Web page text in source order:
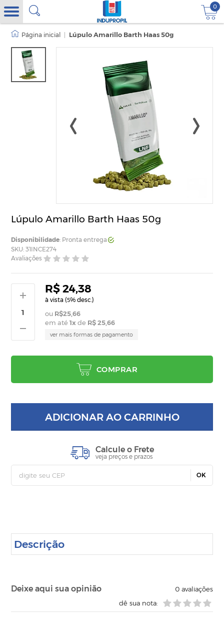
0
Lúpulo Amarillo Barth Haas 50g
Lúpulo Amarillo Barth Haas 50g
Disponibilidade: Pronta entrega
SKU: 31INCE274
Avaliações
R$ 24,38
à vista (5% desc.)
R$25,66
em até1x de R$ 25,66
ver mais formas de pagamento
COMPRAR
ADICIONAR AO CARRINHO
Calcule o Frete
veja preços e prazos
OK
Descrição
Deixe aqui sua opinião 0avaliações
dê sua nota: